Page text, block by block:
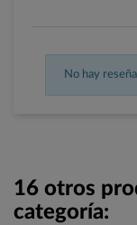
No hay
16 otros
categoría: